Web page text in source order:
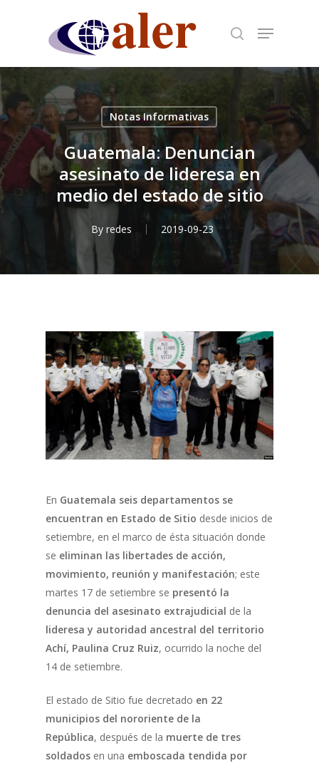
content
Notas Informativas
Guatemala: Denuncian
asesinato de lideresa en
medio del estado de sitio
By redes 2019-09-23
En Guatemala seis departamentos se
encuentran en Estado de Sitio desde inicios de
setiembre, en el marco de ésta situación donde
se eliminan las libertades de acción,
movimiento, reunión y manifestación; este
martes 17 de setiembre se presentó la
denuncia del asesinato extrajudicial de la
lideresa y autoridad ancestral del territorio
Achí, Paulina Cruz Ruiz, ocurrido la noche del
14 de setiembre.
El estado de Sitio fue decretado en 22
municipios del nororiente de la
República, después de la muerte de tres
soldados en una emboscada tendida por